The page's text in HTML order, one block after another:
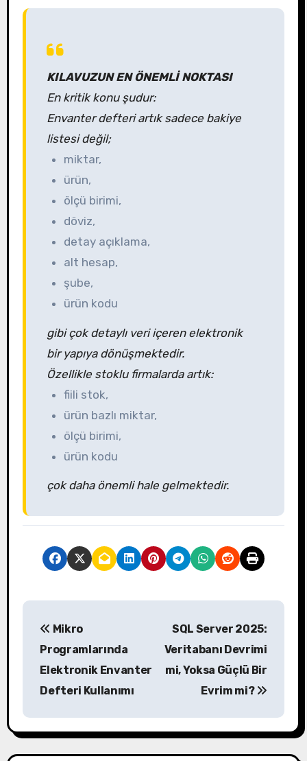
KILAVUZUN EN ÖNEMLİ NOKTASI
En kritik konu şudur:
Envanter defteri artık sadece bakiye
listesi değil;
miktar,
ürün,
ölçü birimi,
döviz,
detay açıklama,
alt hesap,
şube,
ürün kodu
gibi çok detaylı veri içeren elektronik
bir yapıya dönüşmektedir.
Özellikle stoklu firmalarda artık:
fiili stok,
ürün bazlı miktar,
ölçü birimi,
ürün kodu
çok daha önemli hale gelmektedir.
Y
g
e
Mikro
Programlarında
Elektronik Envanter
Defteri Kullanımı
SQL Server 2025:
Veritabanı Devrimi
mi, Yoksa Güçlü Bir
Evrim mi?